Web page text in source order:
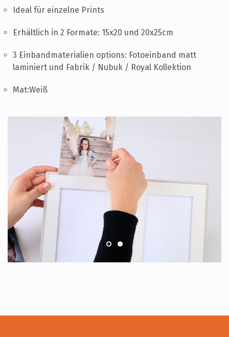
Ideal für einzelne Prints
Erhältlich in 2 Formate: 15x20 und 20x25cm
3 Einbandmaterialien options: Fotoeinband matt
laminiert und Fabrik / Nubuk / Royal Kollektion
Mat:Weiß